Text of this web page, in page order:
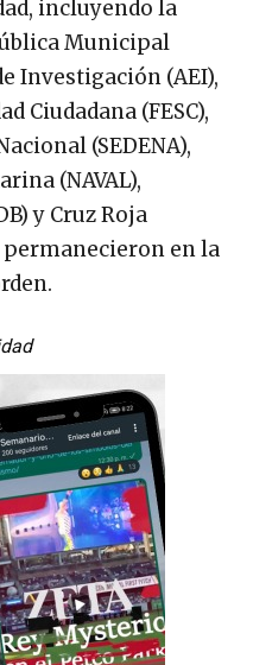
incluyendo la
Municipal
Investigación (AEI),
Ciudadana (FESC),
(SEDENA),
(NAVAL),
y Cruz Roja
permanecieron en la